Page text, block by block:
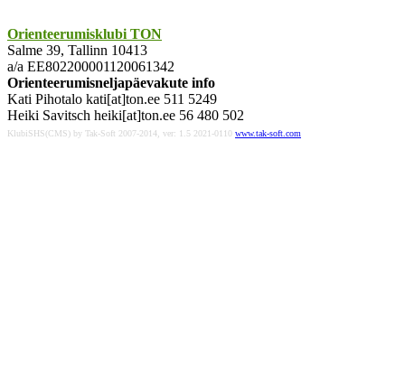
Orienteerumisklubi TON
Salme 39, Tallinn 10413
a/a EE802200001120061342
Orienteerumisneljapäevakute info
Kati Pihotalo kati[at]ton.ee 511 5249
Heiki Savitsch heiki[at]ton.ee 56 480 502
KlubiSHS(CMS) by Tak-Soft 2007-2014, ver: 1.5 2021-0110 www.tak-soft.com